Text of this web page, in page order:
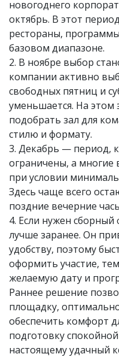
новогоднего
октябрь. В этот
рестораны,
базовом диапазоне.
2. В ноябре выбор
компании активно
свободных пятниц и
уменьшается. На
подобрать зал для
стилю и формату.
3. Декабрь — период,
ограничены, а многие
при условии
Здесь чаще всего
поздние вечерние
4. Если нужен
лучше заранее. Он
удобству, поэтому
оформить участие,
желаемую дату и
Раннее решение
площадку,
обеспечить комфорт
подготовку
настоящему удачный